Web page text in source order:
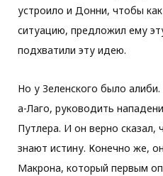
устроило и Донни, чтобы
ситуацию, предложил ему
подхватили эту идею.
Но у Зеленского было
а-Лаго, руководить
Путлера. И он верно
знают истину. Конечно же,
Макрона, который первым